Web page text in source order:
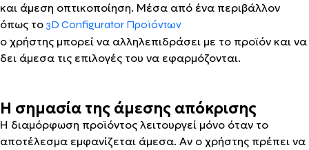
και άμεση οπτικοποίηση. Μέσα από ένα περιβάλλον
όπως το 3D Configurator Προϊόντων
ο χρήστης μπορεί να αλληλεπιδράσει με το προϊόν και να
δει άμεσα τις επιλογές του να εφαρμόζονται.
Η σημασία της άμεσης απόκρισης
Η διαμόρφωση προϊόντος λειτουργεί μόνο όταν το
αποτέλεσμα εμφανίζεται άμεσα. Αν ο χρήστης πρέπει να